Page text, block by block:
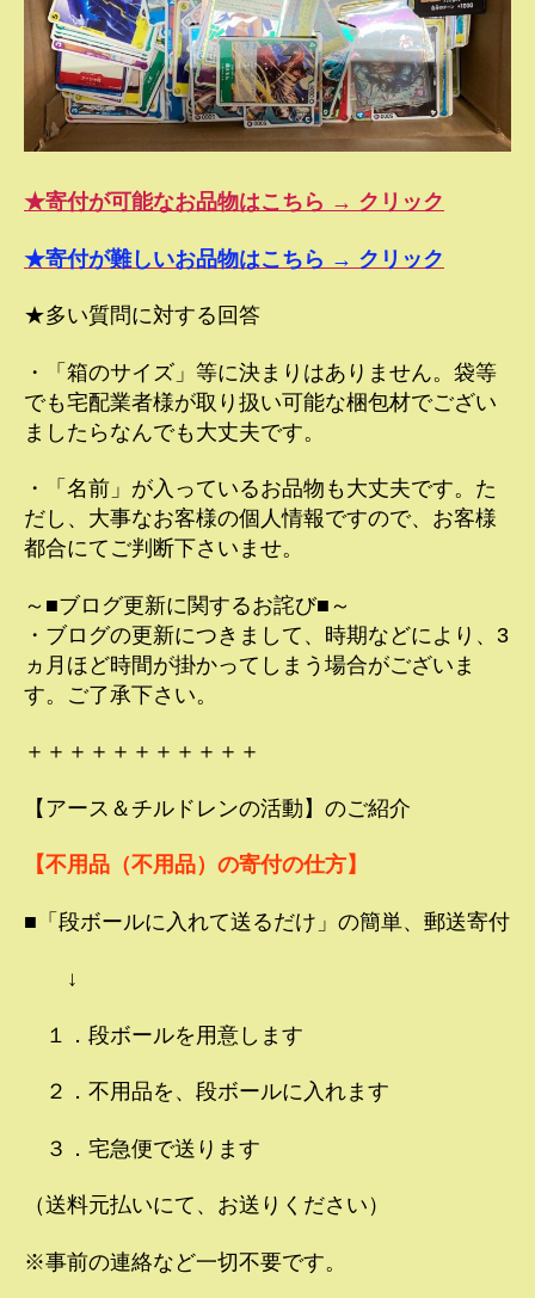
★寄付が可能なお品物はこちら → クリック
★寄付が難しいお品物はこちら → クリック
★多い質問に対する回答
・「箱のサイズ」等に決まりはありません。袋等
でも宅配業者様が取り扱い可能な梱包材でござい
ましたらなんでも大丈夫です。
・「名前」が入っているお品物も大丈夫です。た
だし、大事なお客様の個人情報ですので、お客様
都合にてご判断下さいませ。
～■ブログ更新に関するお詫び■～
・ブログの更新につきまして、時期などにより、3
ヵ月ほど時間が掛かってしまう場合がございま
す。ご了承下さい。
＋＋＋＋＋＋＋＋＋＋＋
【アース＆チルドレンの活動】のご紹介
【不用品（不用品）の寄付の仕方】
■「段ボールに入れて送るだけ」の簡単、郵送寄付
↓
１．段ボールを用意します
２．不用品を、段ボールに入れます
３．宅急便で送ります
（送料元払いにて、お送りください）
※事前の連絡など一切不要です。